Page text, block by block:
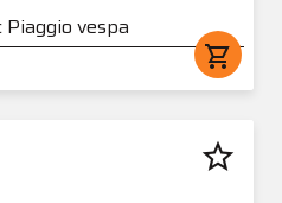
Piaggio vespa
shopping_cart
star_border